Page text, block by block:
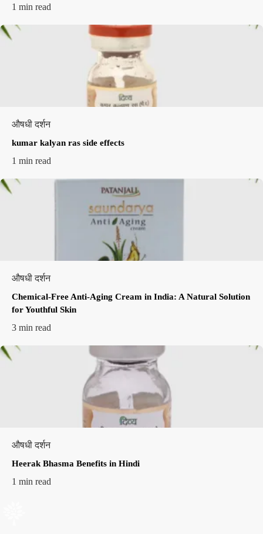
1 min read
औषधी दर्शन
kumar kalyan ras side effects​
1 min read
औषधी दर्शन
Chemical-Free Anti-Aging Cream in India: A Natural Solution
for Youthful Skin
3 min read
औषधी दर्शन
Heerak Bhasma Benefits in Hindi
1 min read